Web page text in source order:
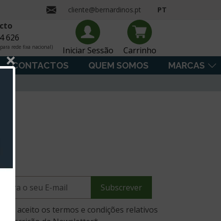
cliente@bernardinos.pt PT
626
rede fixa nacional) Iniciar Sessão Carrinho
CONTACTOS QUEM SOMOS MARCAS
Subscrever
Li e aceito os termos e condições relativos
×